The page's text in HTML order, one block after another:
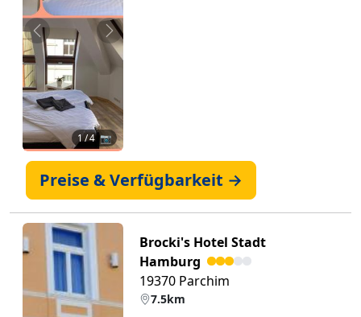
Zurück Weiter
1/ 4 📷
Preise & Verfügbarkeit →
Brocki's Hotel Stadt
Hamburg
19370 Parchim
7.5km